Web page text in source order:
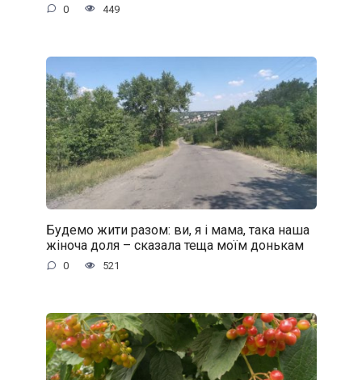
0 449
Будемо жити разом: ви, я і мама, така наша
жіноча доля – сказала теща моїм донькам
0 521